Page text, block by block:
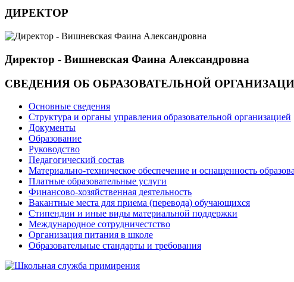
ДИРЕКТОР
Директор - Вишневская Фаина Александровна
СВЕДЕНИЯ ОБ ОБРАЗОВАТЕЛЬНОЙ
Основные сведения
Структура и органы управления образовательной организацией
Документы
Образование
Руководство
Педагогический состав
Материально-техническое обеспечение и оснащенность
Платные образовательные услуги
Финансово-хозяйственная деятельность
Вакантные места для приема (перевода) обучающихся
Стипендии и иные виды материальной поддержки
Международное сотрудничестство
Организация питания в школе
Образовательные стандарты и требования